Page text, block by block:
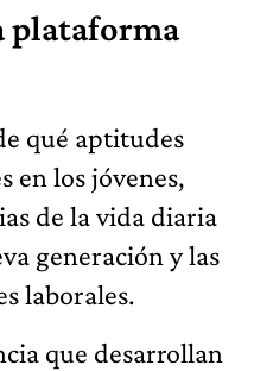
plataforma
qué aptitudes
en los jóvenes,
de la vida diaria
generación y las
laborales.
que desarrollan